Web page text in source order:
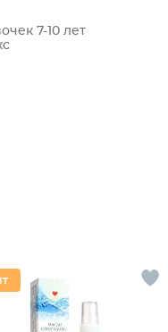
7-10 лет